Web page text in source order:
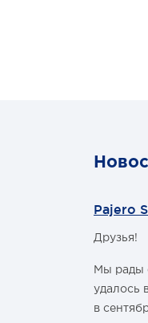
Pajero
Друзья!
Мы рады
удалось
в